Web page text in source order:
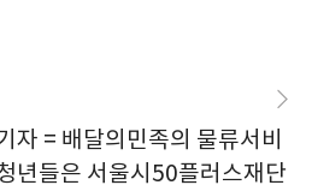
자 = 배달의민족의 물류서비
년들은 서울시50플러스재단